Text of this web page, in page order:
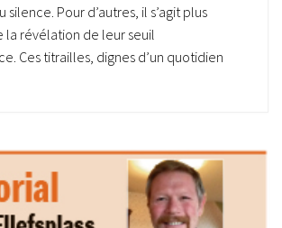
silence. Pour d’autres, il s’agit plus
la révélation de leur seuil
Ces titrailles, dignes d’un quotidien